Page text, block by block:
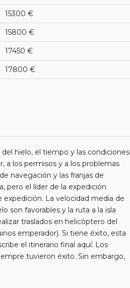
15300 €
15800 €
17450 €
17800 €
hielo, el tiempo y las condiciones
a los permisos y a los problemas
navegación y las franjas de
pero el líder de la expedición
expedición. La velocidad media de
son favorables y la ruta a la isla
traslados en helicóptero del
emperador). Si tiene éxito, esta
el itinerario final aquí: Los
tuvieron éxito. Sin embargo,
el aterrizaje de helicópteros en la